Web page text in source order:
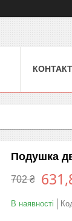
Подушка
702 ₴
В наявності